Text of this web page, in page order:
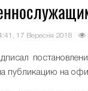
17 Вересня 2018
публикацию на